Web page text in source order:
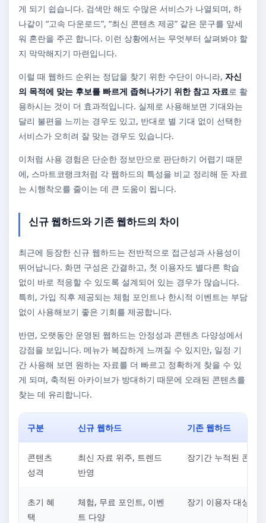
게 되기 쉽습니다. 검색만 해도 수많은 서비스가 나열되며, 하
나같이 “고속 다운로드”, “최신 콘텐츠 제공” 같은 문구를 앞세
워 혼란을 주곤 합니다. 이런 상황에서는 무엇부터 살펴봐야 할
지 막막해지기 마련입니다.
이럴 때 웹하드 순위는 정답을 찾기 위한 수단이 아니라, 자신
의 목적에 맞는 후보를 빠르게 좁혀나가기 위한 참고 자료로 활
용하시는 것이 더 효과적입니다. 실제로 사용해보면 기대와는
달리 불편을 느끼는 경우도 있고, 반대로 별 기대 없이 선택한
서비스가 오히려 잘 맞는 경우도 있습니다.
이처럼 사용 경험은 단순한 정보만으로 판단하기 어렵기 때문
에, 스마트코랭크처럼 각 웹하드의 특성을 비교 정리해 둔 자료
는 시행착오를 줄이는 데 큰 도움이 됩니다.
신규 웹하드와 기존 웹하드의 차이
최근에 등장한 신규 웹하드는 전반적으로 접근성과 사용성이
뛰어납니다. 화면 구성은 간결하고, 첫 이용자도 별다른 학습
없이 바로 적응할 수 있도록 설계되어 있는 경우가 많습니다.
특히, 가입 직후 제공되는 체험 포인트나 한시적 이벤트는 부담
없이 사용해보기 좋은 기회를 제공합니다.
반면, 오랫동안 운영된 웹하드는 안정성과 콘텐츠 다양성에서
강점을 보입니다. 메뉴가 복잡하게 느껴질 수 있지만, 일정 기
간 사용해 보면 원하는 자료를 더 빠르고 정확하게 찾을 수 있
게 되며, 축적된 아카이브가 방대하기 때문에 오래된 콘텐츠를
찾는 데 유리합니다.
구분 신규 웹하드 기존 웹하드
콘텐츠
성격
최신 자료 위주, 트렌드
반영
장기간 누적된 콘텐
초기 혜
택
체험, 무료 포인트, 이벤
트 다양
장기 이용자 대상 혜